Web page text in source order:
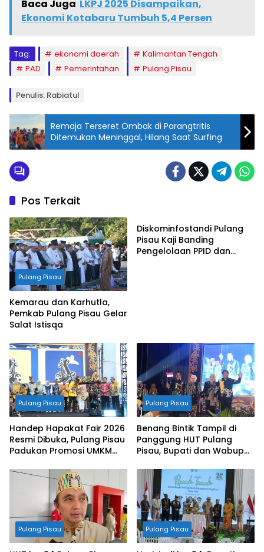
ts
A
p
p
Baca Juga LKPJ 2025 Disampaikan,
Ekonomi Kotabaru Tumbuh 5,4 Persen
Tag: ekonomi daerah
Kalimantan Tengah
PAD
Pemerintahan Pulang Pisau
Penulis: Rabiatul
Remaja Terseret Ombak di Parangtritis
Ditemukan Meninggal, Hilang Saat Surfing
Pos Terkait
Pulang Pisau
Kemarau dan Karhutla,
Pemkab Pulang Pisau Gelar
Salat Istisqa
Diskominfostandi Pulang
Pisau Kaji Banding
Pengelolaan PPID dan
Pulang Pisau
Handep Hapakat Fair 2026
Resmi Dibuka, Pulang Pisau
Padukan Promosi UMKM
Pulang Pisau
Benang Bintik Tampil di
Panggung HUT Pulang
Pisau, Bupati dan Wabup
Pulang Pisau Pulang Pisau